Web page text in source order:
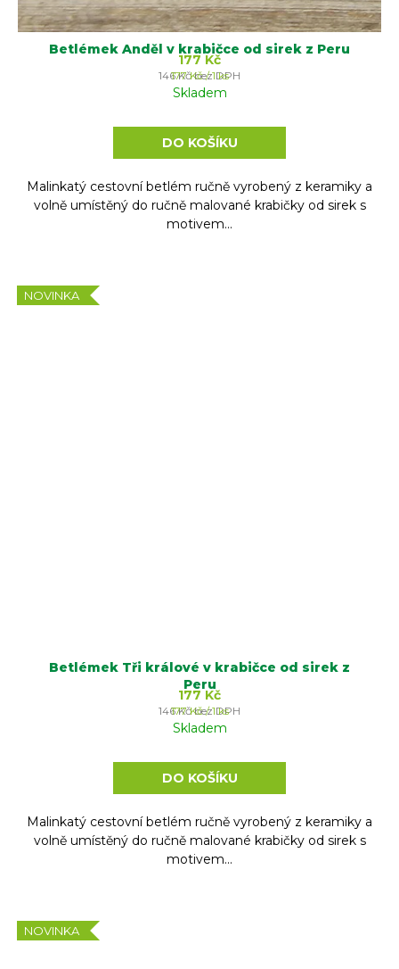
Betlémek Anděl v krabičce od sirek z Peru
Skladem
146 Kč bez DPH
177 Kč
Měrná
cena:
177 Kč / 1 ks
DO KOŠÍKU
Malinkatý cestovní betlém ručně vyrobený z keramiky a
volně umístěný do ručně malované krabičky od sirek s
motivem...
NOVINKA
Betlémek Tři králové v krabičce od sirek z
Peru
Skladem
146 Kč bez DPH
177 Kč
Měrná
cena:
177 Kč / 1 ks
DO KOŠÍKU
Malinkatý cestovní betlém ručně vyrobený z keramiky a
volně umístěný do ručně malované krabičky od sirek s
motivem...
NOVINKA